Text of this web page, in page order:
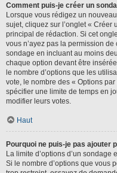
Comment puis-je créer un
Lorsque vous rédigez un
sujet, cliquez sur l’onglet «
principal de rédaction. Si cet
vous n’ayez pas la permission
sondage en incluant au moins
chaque option devant être
le nombre d’options que les
vote, le nombre des « Options
spécifier une limite de temps en
modifier leurs votes.
Haut
Pourquoi ne puis-je pas ajouter
La limite d’options d’un sondage
Si le nombre d’options que vous